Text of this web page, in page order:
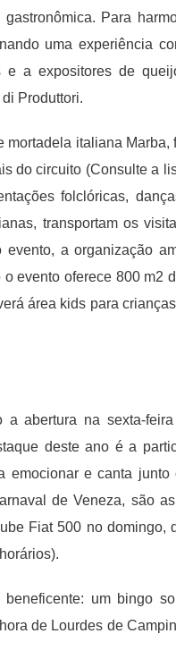
Para
uma experiência
a expositores de
Produttori.
italiana
do circuito (Consulte a
folclóricas,
transportam os
a organização
evento oferece 800 m2
área kids para
abertura na sexta-
deste ano é a
emocionar e canta
de Veneza, são
Fiat 500 no
um bingo
de Lourdes de